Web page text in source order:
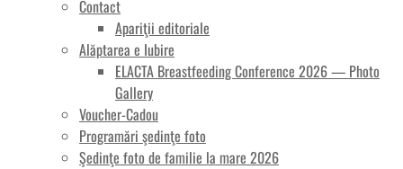
Contact
Apariţii editoriale
Alăptarea e Iubire
ELACTA Breastfeeding Conference 2026 — Photo
Gallery
Voucher-Cadou
Programări şedinţe foto
Şedinţe foto de familie la mare 2026